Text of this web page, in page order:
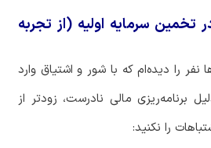
تخمین سرمایه اولیه (از تجربه
نفر را دیدهام که با شور و اشتیاق وارد
برنامهریزی مالی نادرست، زودتر از
را نکنید: